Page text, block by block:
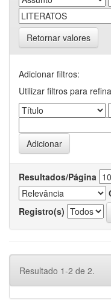
Retornar valores
Adicionar filtros:
Utilizar filtros para
Resultados/Página
Registro(s)
Resultado 1-2 de 2.